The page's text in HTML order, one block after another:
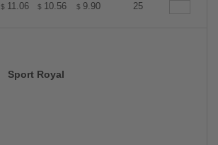
$ 11.06 $ 10.56 $ 9.90 9.4125
Sport Royal